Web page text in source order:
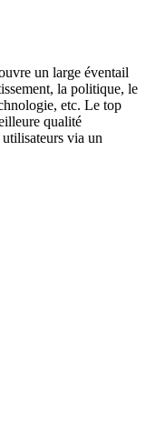
un large éventail
la politique, le
etc. Le top
qualité
via un